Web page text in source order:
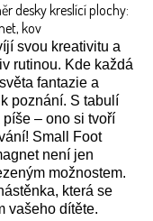
desky kreslící plochy:
kov
svou kreativitu a
rutinou. Kde každá
fantazie a
poznání. S tabulí
– ono si tvoří
Small Foot
není jen
možnostem.
která se
vašeho dítěte.